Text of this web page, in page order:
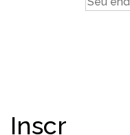
Inscr